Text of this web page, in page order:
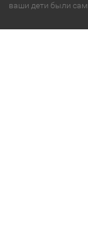
ваши дети были